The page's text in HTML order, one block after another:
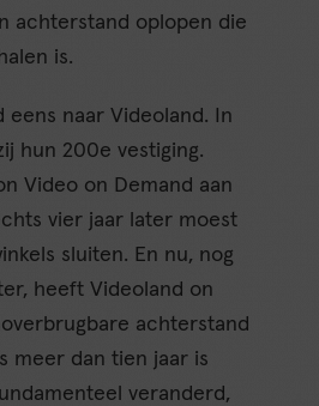
achterstand oplopen die
is.
eens naar Videoland. In
hun 200e vestiging.
Video on Demand aan
vier jaar later moest
sluiten. En nu, nog
heeft Videoland on
achterstand
meer dan tien jaar is
veranderd,